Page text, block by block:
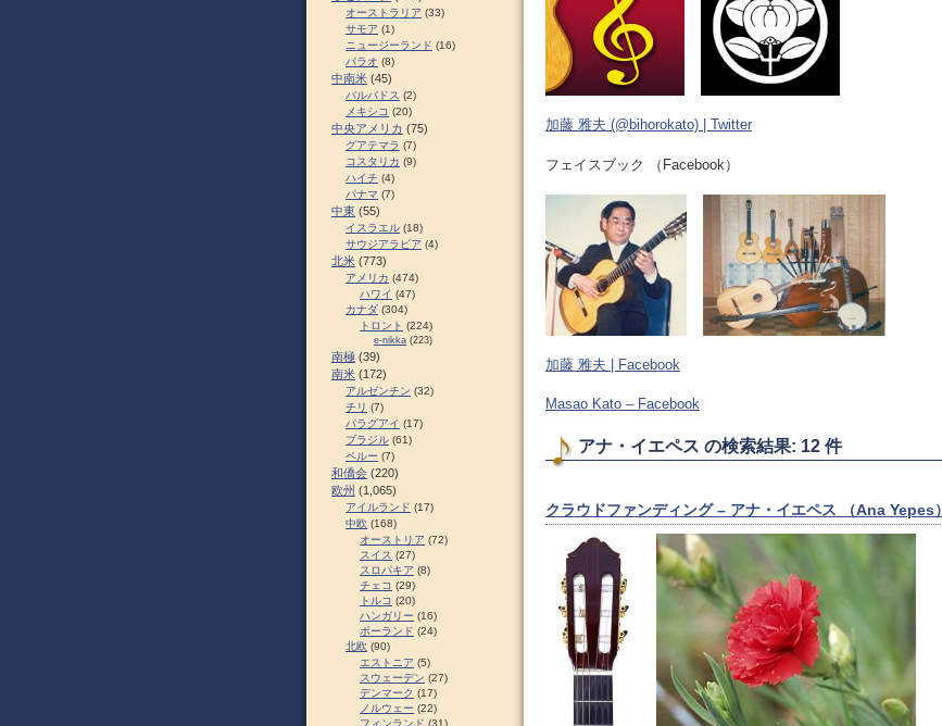
加藤 雅夫 (@bihorokato) | Twitter
フェイスブック （Facebook）
加藤 雅夫 | Facebook
Masao Kato – Facebook
アナ・イエペス の検索結果: 12 件
クラウドファンディング – アナ・イエペス （Ana Yepes）
オーストラリア (33)
サモア (1)
ニュージーランド (16)
パラオ (8)
中南米 (45)
バルバドス (2)
メキシコ (20)
中央アメリカ (75)
グアテマラ (7)
コスタリカ (9)
ハイチ (4)
パナマ (7)
中東 (55)
イスラエル (18)
サウジアラビア (4)
北米 (773)
アメリカ (474)
ハワイ (47)
カナダ (304)
トロント (224)
e-nikka (223)
南極 (39)
南米 (172)
アルゼンチン (32)
チリ (7)
パラグアイ (17)
ブラジル (61)
ペルー (7)
和僑会 (220)
欧州 (1,065)
アイルランド (17)
中欧 (168)
オーストリア (72)
スイス (27)
スロパキア (8)
チェコ (29)
トルコ (20)
ハンガリー (16)
ポーランド (24)
北欧 (90)
エストニア (5)
スウェーデン (27)
デンマーク (17)
ノルウェー (22)
フィンランド (31)